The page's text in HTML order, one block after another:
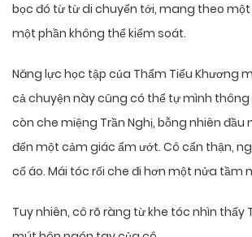
bọc đó từ từ di chuyển tới, mang theo
một phần không thể kiểm soát.
Năng lực học tập của Thẩm Tiểu Khương
cả chuyện này cũng có thể tự mình
còn che miệng Trần Nghị, bỗng nhiên đầu
đến một cảm giác ẩm ướt. Cô cẩn thận,
cổ áo. Mái tóc rối che đi hơn một nửa tầm
Tuy nhiên, cô rõ ràng từ khe tóc nhìn thấy